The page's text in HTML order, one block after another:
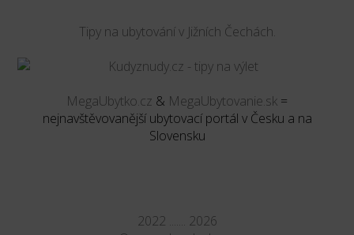
Tipy na ubytování v Jižních Čechách.
MegaUbytko.cz & MegaUbytovanie.sk =
nejnavštěvovanější ubytovací portál v Česku a na
Slovensku
2022 ....... 2026